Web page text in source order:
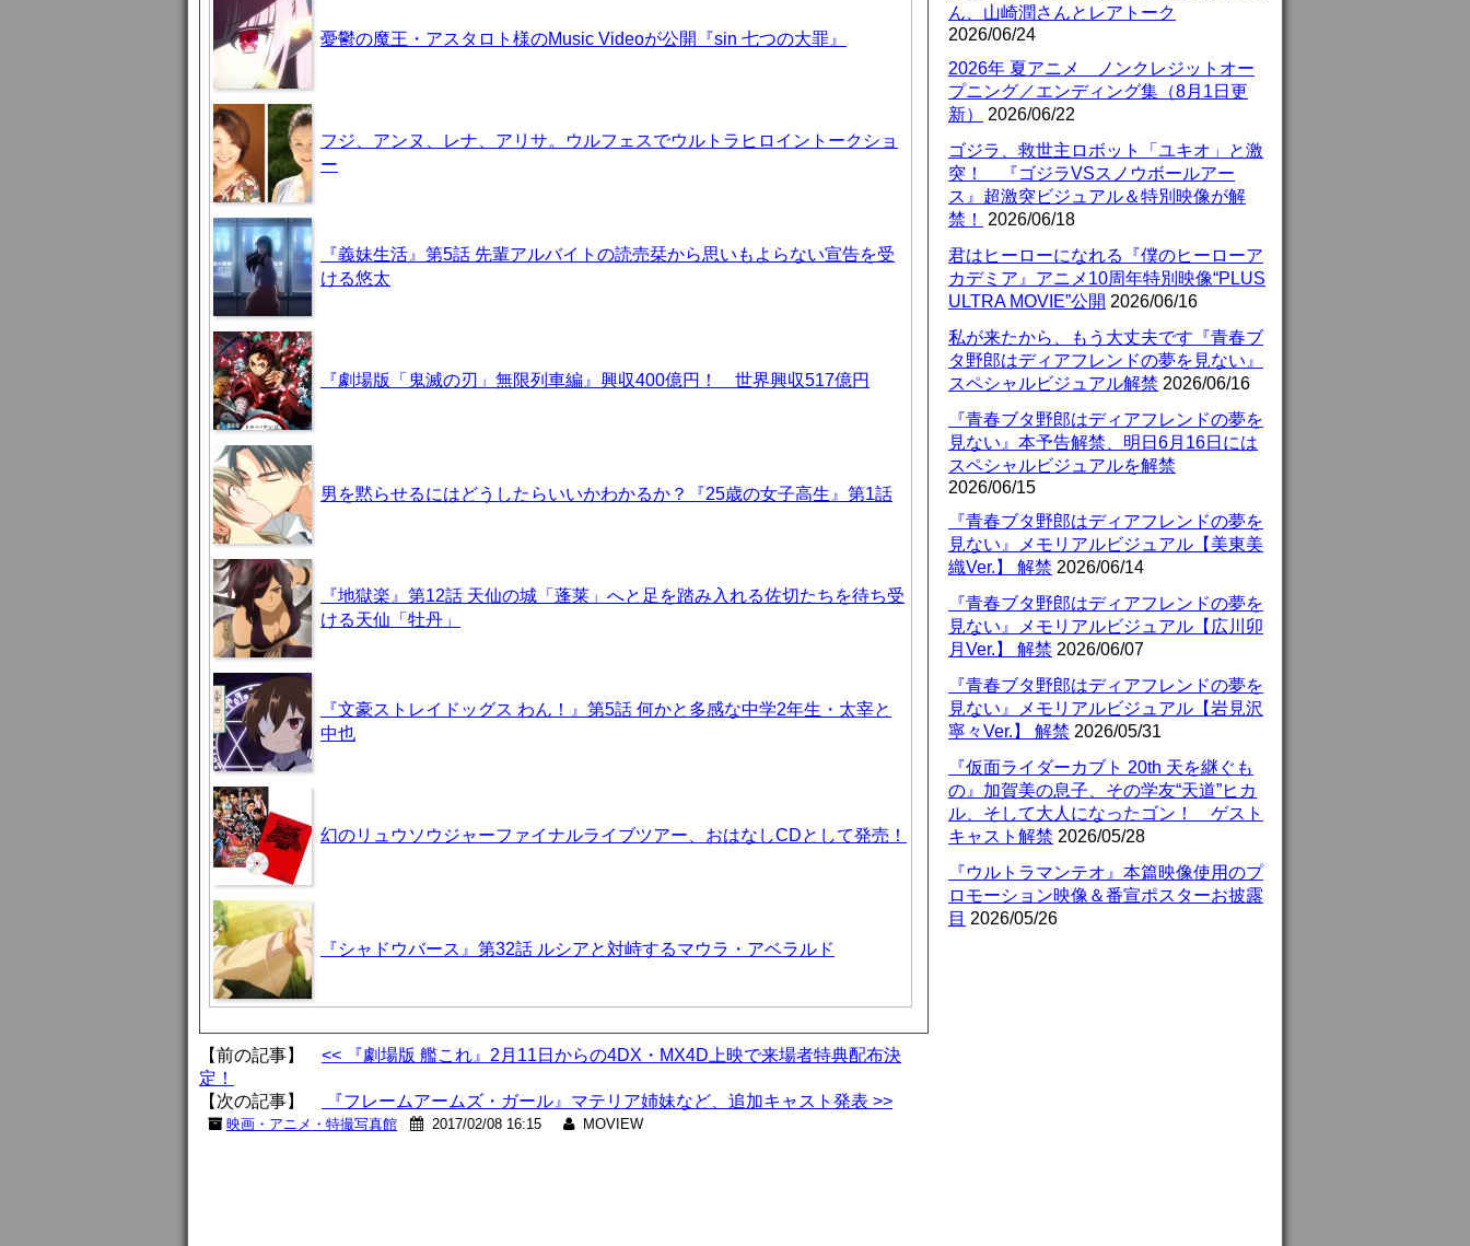
憂鬱の魔王・アスタロト様のMusic Videoが公開『sin 七つの大罪』
フジ、アンヌ、レナ、アリサ。ウルフェスでウルトラヒロイントークショ
ー
『義妹生活』第5話 先輩アルバイトの読売栞から思いもよらない宣告を受
ける悠太
『劇場版「鬼滅の刃」無限列車編』興収400億円！ 世界興収517億円
男を黙らせるにはどうしたらいいかわかるか？『25歳の女子高生』第1話
『地獄楽』第12話 天仙の城「蓬莱」へと足を踏み入れる佐切たちを待ち受
ける天仙「牡丹」
『文豪ストレイドッグス わん！』第5話 何かと多感な中学2年生・太宰と
中也
幻のリュウソウジャーファイナルライブツアー、おはなしCDとして発売！
『シャドウバース』第32話 ルシアと対峙するマウラ・アベラルド
【前の記事】 << 『劇場版 艦これ』2月11日からの4DX・MX4D上映で来場者特典配布決
定！
【次の記事】
『フレームアームズ・ガール』マテリア姉妹など、追加キャスト発表 >>
映画・アニメ・特撮写真館 2017/02/08 16:15 MOVIEW
ん、山崎潤さんとレアトーク
2026/06/24
2026年 夏アニメ ノンクレジットオー
プニング／エンディング集（8月1日更
新）
2026/06/22
ゴジラ、救世主ロボット「ユキオ」と激
突！ 『ゴジラVSスノウボールアー
ス』超激突ビジュアル＆特別映像が解
禁！
2026/06/18
君はヒーローになれる『僕のヒーローア
カデミア』アニメ10周年特別映像“PLUS
ULTRA MOVIE”公開 2026/06/16
私が来たから、もう大丈夫です『青春ブ
タ野郎はディアフレンドの夢を見ない』
スペシャルビジュアル解禁 2026/06/16
『青春ブタ野郎はディアフレンドの夢を
見ない』本予告解禁、明日6月16日には
スペシャルビジュアルを解禁
2026/06/15
『青春ブタ野郎はディアフレンドの夢を
見ない』メモリアルビジュアル【美東美
織Ver.】 解禁 2026/06/14
『青春ブタ野郎はディアフレンドの夢を
見ない』メモリアルビジュアル【広川卯
月Ver.】 解禁 2026/06/07
『青春ブタ野郎はディアフレンドの夢を
見ない』メモリアルビジュアル【岩見沢
寧々Ver.】 解禁 2026/05/31
『仮面ライダーカブト 20th 天を継ぐも
の』加賀美の息子、その学友“天道”ヒカ
ル、そして大人になったゴン！ ゲスト
キャスト解禁 2026/05/28
『ウルトラマンテオ』本篇映像使用のプ
ロモーション映像＆番宣ポスターお披露
目 2026/05/26